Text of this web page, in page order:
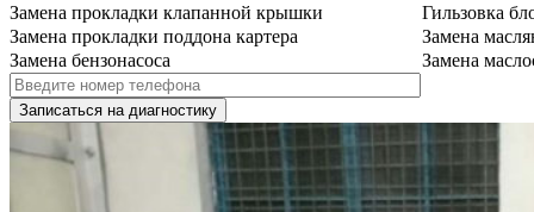
Замена прокладки клапанной крышки
Гильзовка
Замена прокладки поддона картера
Замена
Замена бензонасоса
Замена